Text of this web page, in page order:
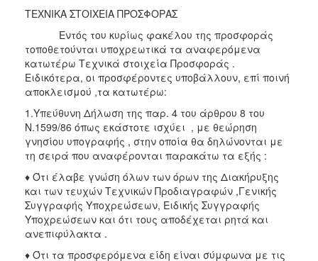
ΤΕΧΝΙΚΑ ΣΤΟΙΧΕΙΑ ΠΡΟΣΦΟΡΑΣ
Εντός του κυρίως φακέλου της προσφοράς
τοποθετούνται υποχρεωτικά τα αναφερόμενα
κατωτέρω Τεχνικά στοιχεία Προσφοράς .
Ειδικότερα, οι προσφέροντες υποβάλλουν, επί ποινή
αποκλεισμού ,τα κατωτέρω:
1.Υπεύθυνη Δήλωση της παρ. 4 του άρθρου 8 του
Ν.1599/86 όπως εκάστοτε ισχύει , με θεώρηση
γνησίου υπογραφής , στην οποία θα δηλώνονται με
τη σειρά που αναφέρονται παρακάτω τα εξής :
♦ Ότι έλαβε γνώση όλων των όρων της Διακήρυξης
και των τευχών Τεχνικών Προδιαγραφών ,Γενικής
Συγγραφής Υποχρεώσεων, Ειδικής Συγγραφής
Υποχρεώσεων και ότι τους αποδέχεται ρητά και
ανεπιφύλακτα .
♦ Ότι τα προσφερόμενα είδη είναι σύμφωνα με τις